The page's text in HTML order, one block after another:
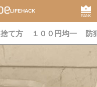
LIFEHACK
RANK
捨て方 １００円均一 防